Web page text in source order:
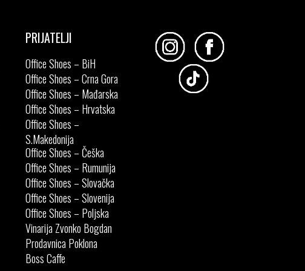
PRIJATELJI
Office Shoes – BiH
Office Shoes – Crna Gora
Office Shoes – Mađarska
Office Shoes – Hrvatska
Office Shoes –
S.Makedonija
Office Shoes – Češka
Office Shoes – Rumunija
Office Shoes – Slovačka
Office Shoes – Slovenija
Office Shoes – Poljska
Vinarija Zvonko Bogdan
Prodavnica Poklona
Boss Caffe